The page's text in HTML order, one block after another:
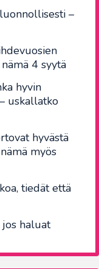
–
4 syytä
hyvin
uskallatko
hyvästä
myös
tiedät että
jos haluat